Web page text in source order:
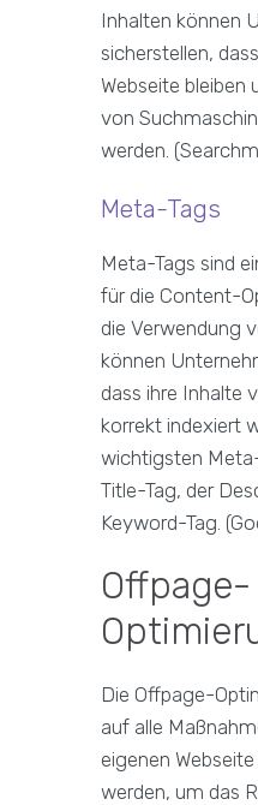
Inhalten können
sicherstellen,
Webseite bleiben
von
werden.
Meta-Tags
Meta-Tags sind
für die Content-
die Verwendung
können
dass ihre Inhalte
korrekt indexiert
wichtigsten
Title-Tag, der
Keyword-Tag.
Offpage-
Die Offpage-
auf alle
eigenen
werden, um das